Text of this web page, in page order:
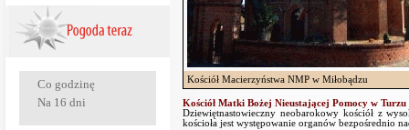
Co godzinę
Na 16 dni
Kościół Macierzyństwa NMP w Miłobądzu
Kościół Matki Bożej Nieustającej Pomocy w Turzu
Dziewiętnastowieczny neobarokowy kościół z
kościoła jest występowanie organów bezpośrednio